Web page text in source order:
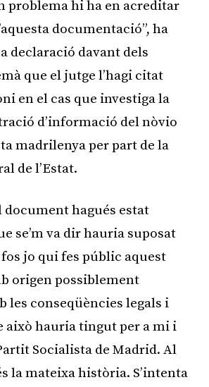
problema hi ha en acreditar
documentació”, ha
declaració davant dels
que el jutge l’hagi citat
en el cas que investiga la
d’informació del nòvio
madrilenya per part de la
de l’Estat.
document hagués estat
se’m va dir hauria suposat
jo qui fes públic aquest
origen possiblement
les conseqüències legals i
això hauria tingut per a mi i
Socialista de Madrid. Al
la mateixa història. S’intenta